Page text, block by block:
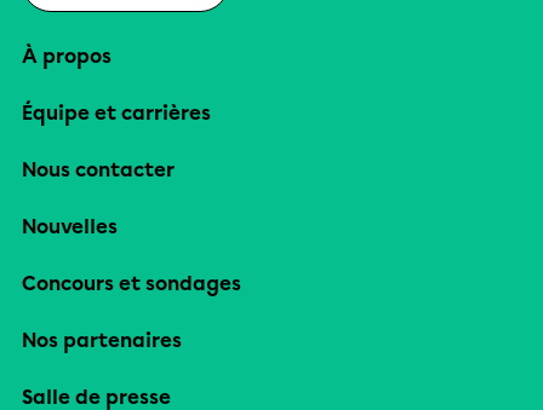
À propos
Équipe et carrières
Nous contacter
Nouvelles
Concours et sondages
Nos partenaires
Salle de presse